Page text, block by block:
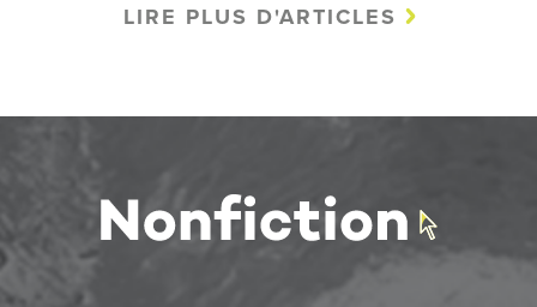
LIRE PLUS D'ARTICLES